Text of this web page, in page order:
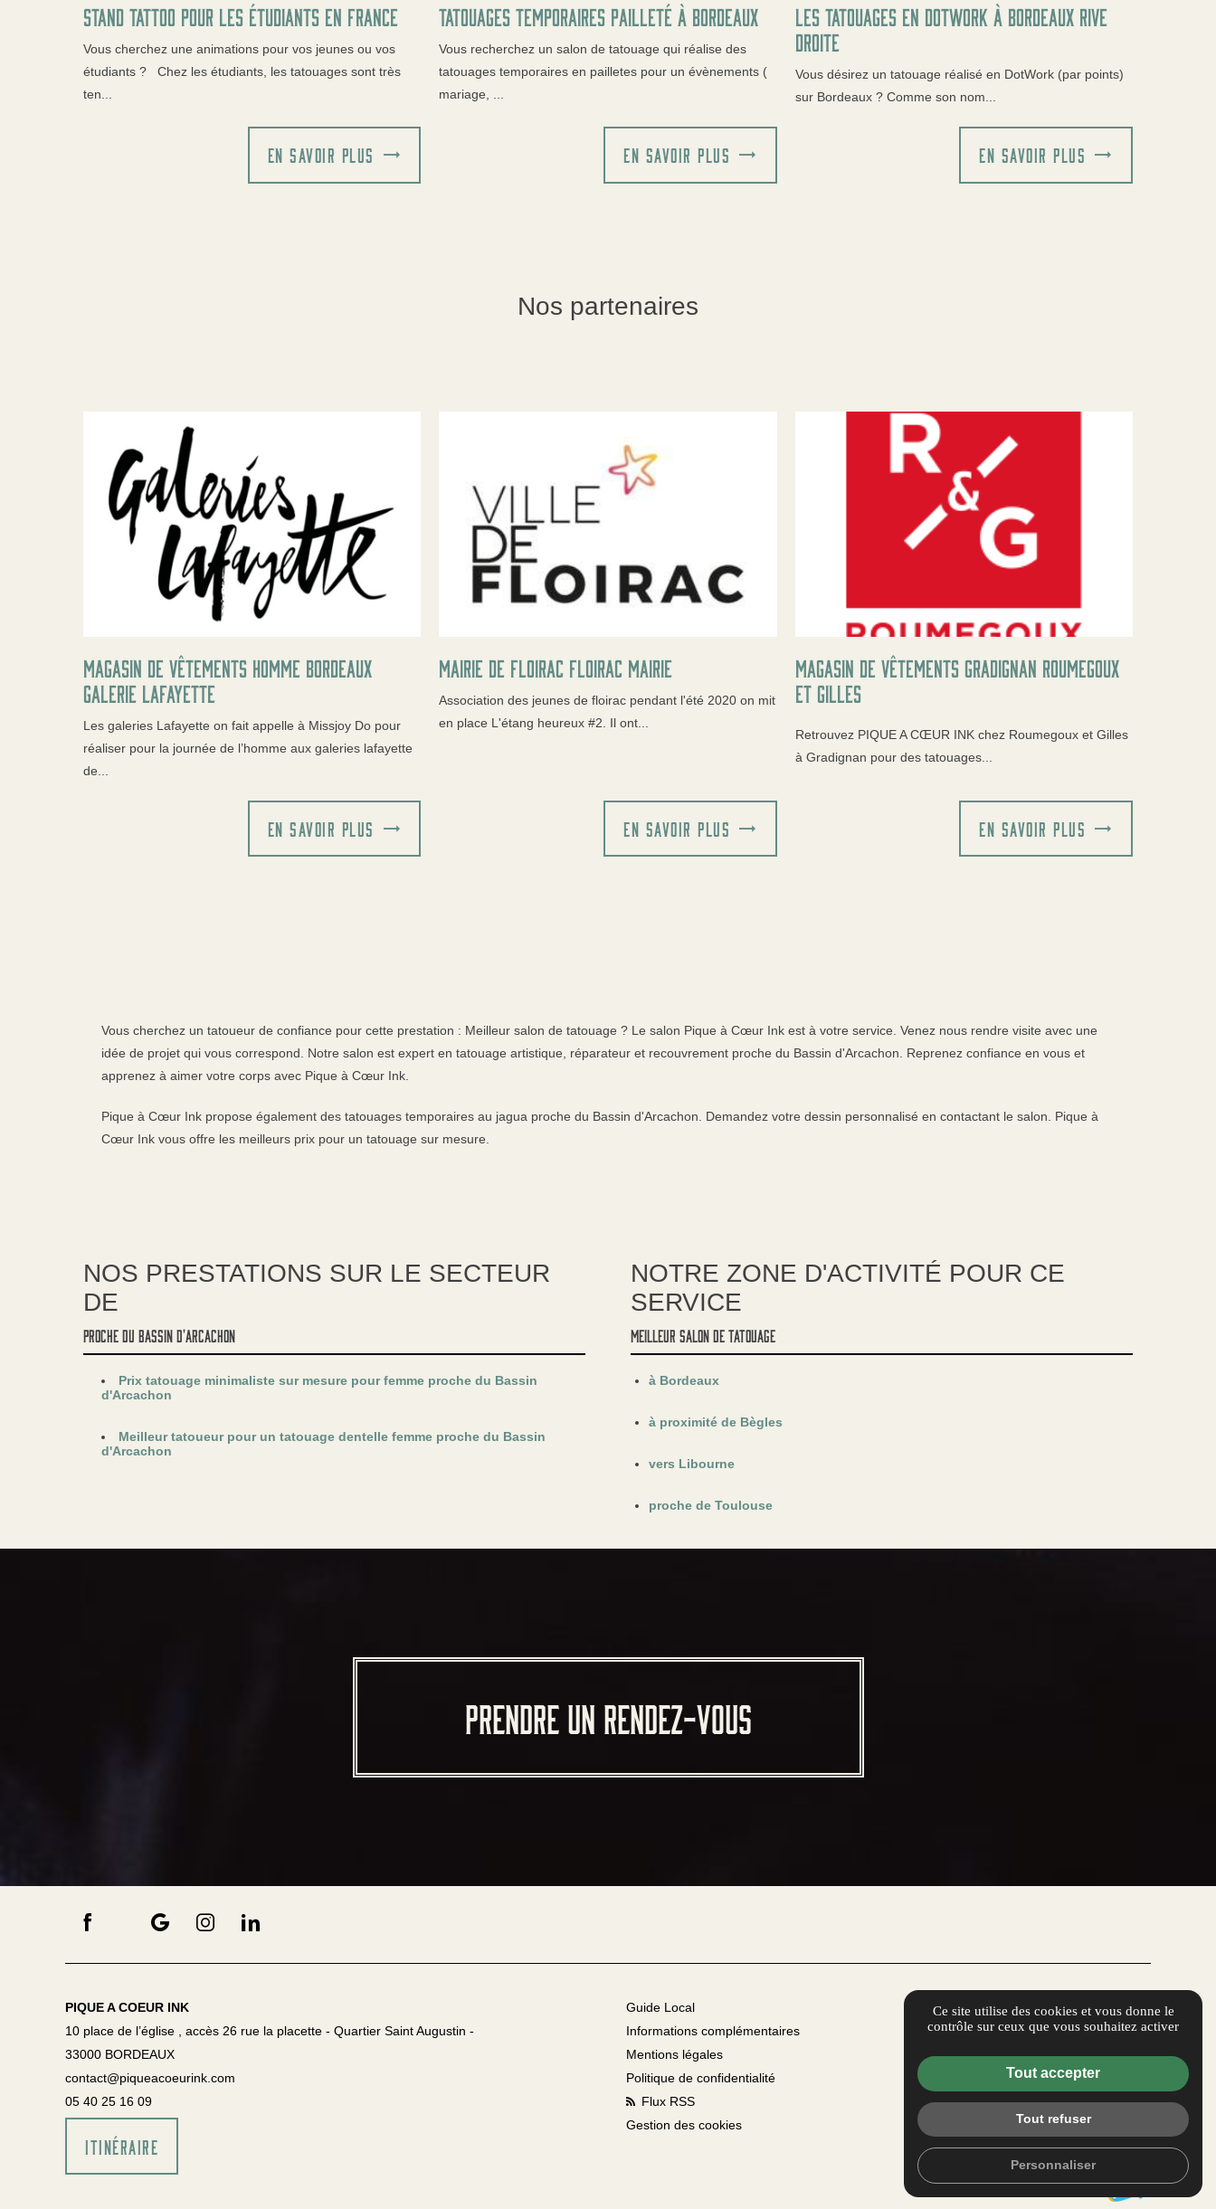
Stand tattoo pour les étudiants en France
Vous cherchez une animations pour vos jeunes ou vos
étudiants ? Chez les étudiants, les tatouages sont très
ten...
EN SAVOIR PLUS
Tatouages temporaires pailleté à bordeaux
Vous recherchez un salon de tatouage qui réalise des
tatouages temporaires en pailletes pour un évènements (
mariage, ...
EN SAVOIR PLUS
Les tatouages en DotWork à Bordeaux Rive
Droite
Vous désirez un tatouage réalisé en DotWork (par points)
sur Bordeaux ? Comme son nom...
EN SAVOIR PLUS
Nos partenaires
Magasin de vêtements homme Bordeaux
Galerie lafayette
Les galeries Lafayette on fait appelle à Missjoy Do pour
réaliser pour la journée de l’homme aux galeries lafayette
de...
EN SAVOIR PLUS
mairie de floirac Floirac Mairie
Association des jeunes de floirac pendant l'été 2020 on mit
en place L'étang heureux #2. Il ont...
EN SAVOIR PLUS
Magasin de vêtements Gradignan Roumegoux
et Gilles
Retrouvez PIQUE A CŒUR INK chez Roumegoux et Gilles
à Gradignan pour des tatouages...
EN SAVOIR PLUS
Vous cherchez un tatoueur de confiance pour cette prestation : Meilleur salon de tatouage ? Le salon Pique à Cœur Ink est à votre service. Venez nous rendre visite avec une
idée de projet qui vous correspond. Notre salon est expert en tatouage artistique, réparateur et recouvrement proche du Bassin d'Arcachon. Reprenez confiance en vous et
apprenez à aimer votre corps avec Pique à Cœur Ink.
Pique à Cœur Ink propose également des tatouages temporaires au jagua proche du Bassin d'Arcachon. Demandez votre dessin personnalisé en contactant le salon. Pique à
Cœur Ink vous offre les meilleurs prix pour un tatouage sur mesure.
NOS PRESTATIONS SUR LE SECTEUR
DE
proche du Bassin d'Arcachon
Prix tatouage minimaliste sur mesure pour femme proche du Bassin
d'Arcachon
Meilleur tatoueur pour un tatouage dentelle femme proche du Bassin
d'Arcachon
NOTRE ZONE D'ACTIVITÉ POUR CE
SERVICE
Meilleur salon de tatouage
à Bordeaux
à proximité de Bègles
vers Libourne
proche de Toulouse
PRENDRE UN RENDEZ-VOUS
PIQUE A COEUR INK
10 place de l’église , accès 26 rue la placette - Quartier Saint Augustin -
33000 BORDEAUX
contact@piqueacoeurink.com
05 40 25 16 09
ITINÉRAIRE
Guide Local
Informations complémentaires
Mentions légales
Politique de confidentialité
Flux RSS
Gestion des cookies
Ce site utilise des cookies et vous donne le
contrôle sur ceux que vous souhaitez activer
Tout accepter
Tout refuser
Personnaliser